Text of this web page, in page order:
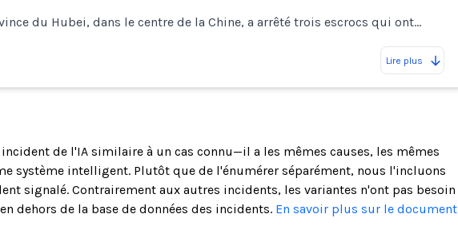
du Hubei, dans le centre de la Chine, a arrêté trois escrocs qui ont…
Lire plus
incident de l'IA similaire à un cas connu—il a les mêmes causes, les mêmes
système intelligent. Plutôt que de l'énumérer séparément, nous l'incluons
signalé. Contrairement aux autres incidents, les variantes n'ont pas besoin
dehors de la base de données des incidents. En savoir plus sur le document